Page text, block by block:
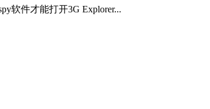
软件才能打开3G Explorer...